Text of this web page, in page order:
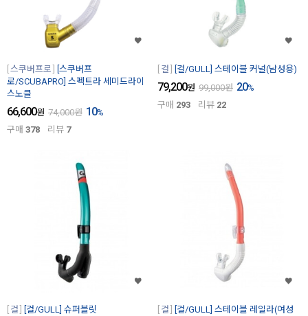
스쿠버프로
[스쿠버프
로/SCUBAPRO] 스펙트라 세미드라이
스노클
66,600원 74,000원 10%
구매 378 리뷰 7
걸 [걸/GULL] 스테이블 커널(남성용)
79,200원 99,000원 20%
구매 293 리뷰 22
걸 [걸/GULL] 슈퍼블릿 걸
[걸/GULL] 스테이블 레일라(여성